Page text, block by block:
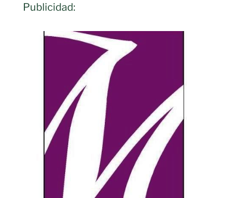
Publicidad: